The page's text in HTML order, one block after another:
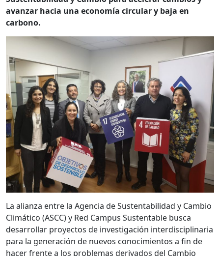
avanzar hacia una economía circular y baja en
carbono.
La alianza entre la Agencia de Sustentabilidad y Cambio
Climático (ASCC) y Red Campus Sustentable busca
desarrollar proyectos de investigación interdisciplinaria
para la generación de nuevos conocimientos a fin de
hacer frente a los problemas derivados del Cambio